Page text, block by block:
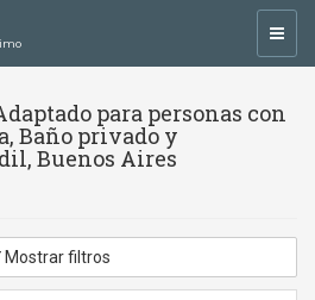
para personas con
Baño privado y
Buenos Aires
Mostrar filtros